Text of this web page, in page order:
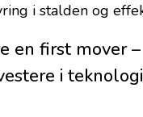
i stalden og
en first mover
i